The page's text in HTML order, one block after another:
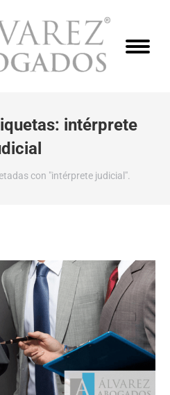
intérprete
con "intérprete judicial".